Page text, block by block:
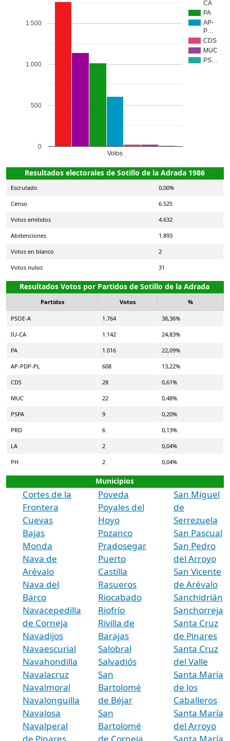
CA
PA
AP-
P…
CDS
MUC
PS…
Votos
0
500
1.000
1.500
Resultados electorales de Sotillo de la Adrada 1986
Escrutado 0,00%
Censo 6.525
Votos emitidos 4.632
Abstenciones 1.893
Votos en blanco 2
Votos nulos 31
Resultados Votos por Partidos de Sotillo de la Adrada
Partidos Votos %
PSOE-A 1.764 38,36%
IU-CA 1.142 24,83%
PA 1.016 22,09%
AP-PDP-PL 608 13,22%
CDS 28 0,61%
MUC 22 0,48%
PSPA 9 0,20%
PRD 6 0,13%
LA 2 0,04%
PH 2 0,04%
Municipios
Cortes de la
Frontera
Cuevas
Bajas
Monda
Nava de
Arévalo
Nava del
Barco
Navacepedilla
de Corneja
Navadijos
Navaescurial
Navahondilla
Navalacruz
Navalmoral
Navalonguilla
Navalosa
Navalperal
de Pinares
Poveda
Poyales del
Hoyo
Pozanco
Pradosegar
Puerto
Castilla
Rasueros
Riocabado
Riofrío
Rivilla de
Barajas
Salobral
Salvadiós
San
Bartolomé
de Béjar
San
Bartolomé
de Corneja
San Miguel
de
Serrezuela
San Pascual
San Pedro
del Arroyo
San Vicente
de Arévalo
Sanchidrián
Sanchorreja
Santa Cruz
de Pinares
Santa Cruz
del Valle
Santa María
de los
Caballeros
Santa María
del Arroyo
Santa María